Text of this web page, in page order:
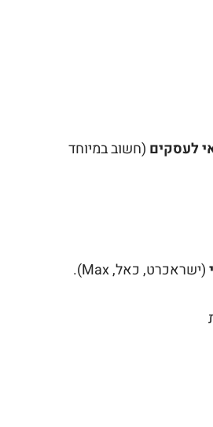
לעסקים (חשוב במיוחד
(ישראכרט, כאל, Max).